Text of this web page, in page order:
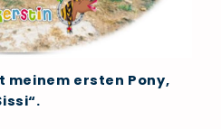
meinem ersten Pony,